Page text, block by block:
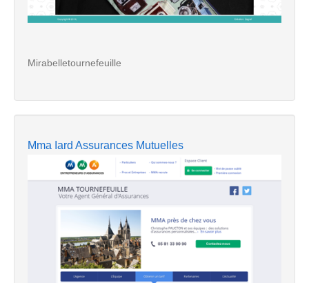
Mirabelletournefeuille
Mma Iard Assurances Mutuelles